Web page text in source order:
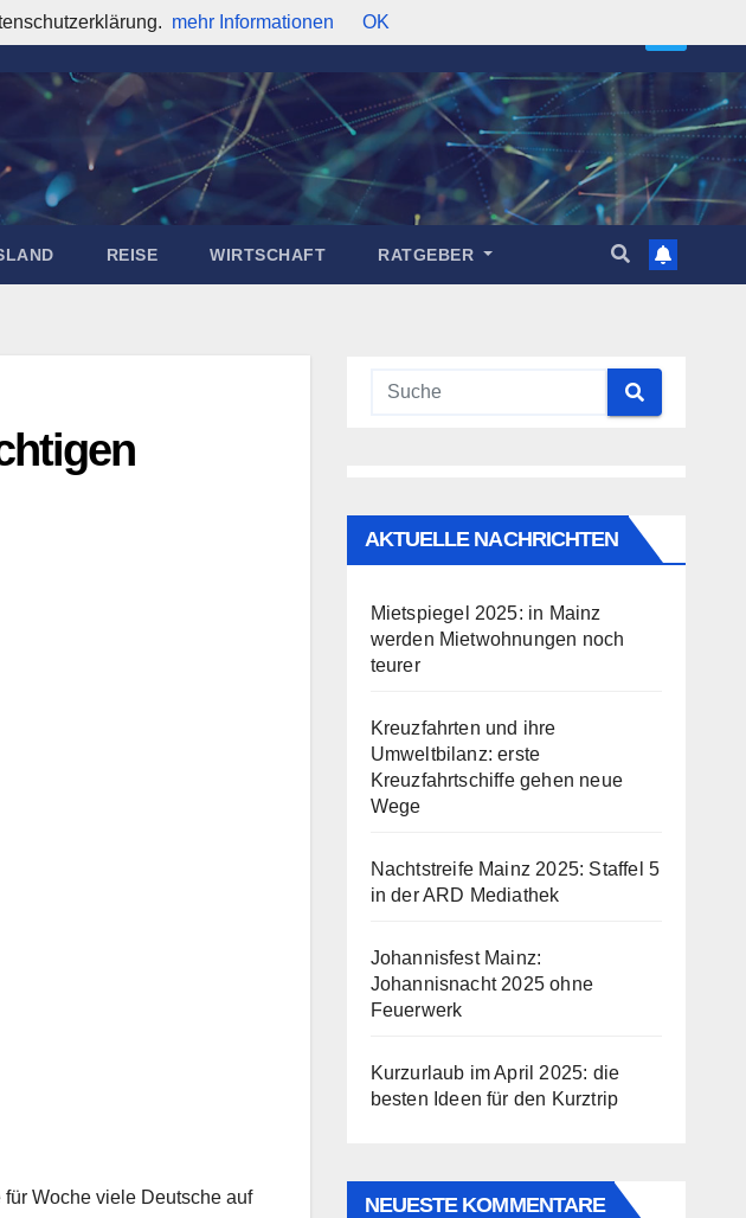
REISE WIRTSCHAFT RATGEBER
Woche viele Deutsche auf
AKTUELLE NACHRICHTEN
Mietspiegel 2025: in Mainz
werden Mietwohnungen noch
teurer
Kreuzfahrten und ihre
Umweltbilanz: erste
Kreuzfahrtschiffe gehen neue
Wege
Nachtstreife Mainz 2025: Staffel 5
in der ARD Mediathek
Johannisfest Mainz:
Johannisnacht 2025 ohne
Feuerwerk
Kurzurlaub im April 2025: die
besten Ideen für den Kurztrip
NEUESTE KOMMENTARE
mehr Informationen OK